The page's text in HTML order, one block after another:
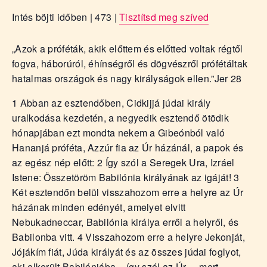
Intés böjti időben | 473 |Tisztítsd meg szíved
„Azok a próféták, akik előttem és előtted voltak régtől
fogva, háborúról, éhínségről és dögvészről prófétáltak
hatalmas országok és nagy királyságok ellen.”Jer 28
1 Abban az esztendőben, Cidkijjá júdai király
uralkodása kezdetén, a negyedik esztendő ötödik
hónapjában ezt mondta nekem a Gibeónból való
Hananjá próféta, Azzúr fia az Úr házánál, a papok és
az egész nép előtt: 2 Így szól a Seregek Ura, Izráel
Istene: Összetöröm Babilónia királyának az igáját! 3
Két esztendőn belül visszahozom erre a helyre az Úr
házának minden edényét, amelyet elvitt
Nebukadneccar, Babilónia királya erről a helyről, és
Babilonba vitt. 4 Visszahozom erre a helyre Jekonját,
Jójákím fiát, Júda királyát és az összes júdai foglyot,